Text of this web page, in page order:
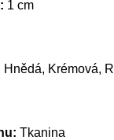
1 cm
Hnědá, Krémová,
Tkanina